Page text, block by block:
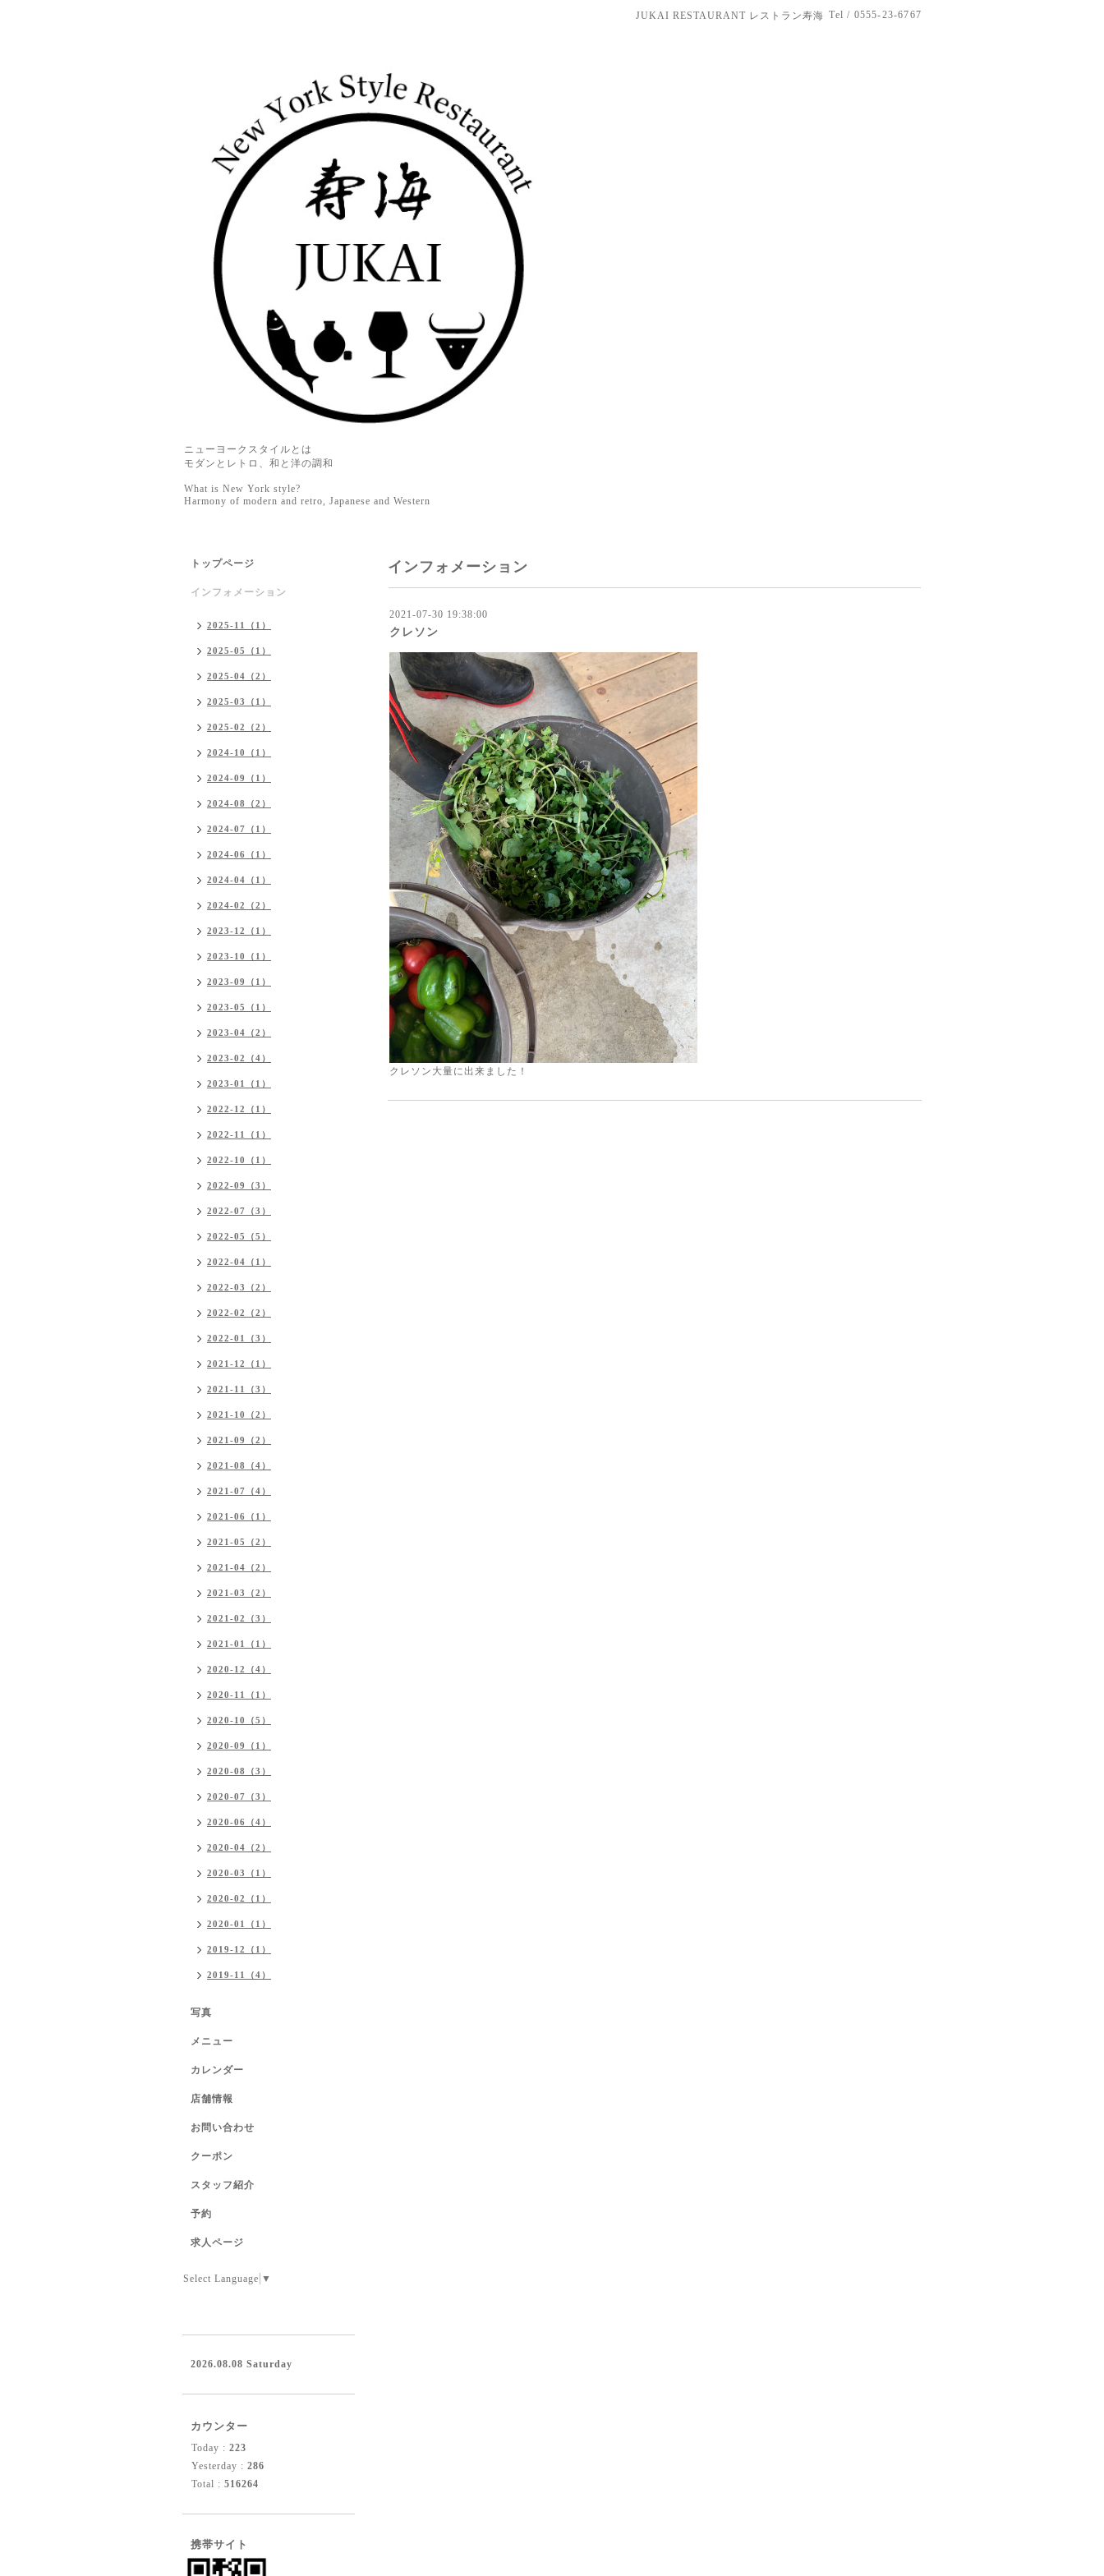
JUKAI RESTAURANT レストラン寿海 Tel / 0555-23-6767
ニューヨークスタイルとは
モダンとレトロ、和と洋の調和
What is New York style?
Harmony of modern and retro, Japanese and Western
インフォメーション
2021-07-30 19:38:00
クレソン
クレソン大量に出来ました！
トップページ
インフォメーション
2025-11（1）
2025-05（1）
2025-04（2）
2025-03（1）
2025-02（2）
2024-10（1）
2024-09（1）
2024-08（2）
2024-07（1）
2024-06（1）
2024-04（1）
2024-02（2）
2023-12（1）
2023-10（1）
2023-09（1）
2023-05（1）
2023-04（2）
2023-02（4）
2023-01（1）
2022-12（1）
2022-11（1）
2022-10（1）
2022-09（3）
2022-07（3）
2022-05（5）
2022-04（1）
2022-03（2）
2022-02（2）
2022-01（3）
2021-12（1）
2021-11（3）
2021-10（2）
2021-09（2）
2021-08（4）
2021-07（4）
2021-06（1）
2021-05（2）
2021-04（2）
2021-03（2）
2021-02（3）
2021-01（1）
2020-12（4）
2020-11（1）
2020-10（5）
2020-09（1）
2020-08（3）
2020-07（3）
2020-06（4）
2020-04（2）
2020-03（1）
2020-02（1）
2020-01（1）
2019-12（1）
2019-11（4）
写真
メニュー
カレンダー
店舗情報
お問い合わせ
クーポン
スタッフ紹介
予約
求人ページ
Select Language ▼
2026.08.08 Saturday
カウンター
Today : 223
Yesterday : 286
Total : 516264
携帯サイト